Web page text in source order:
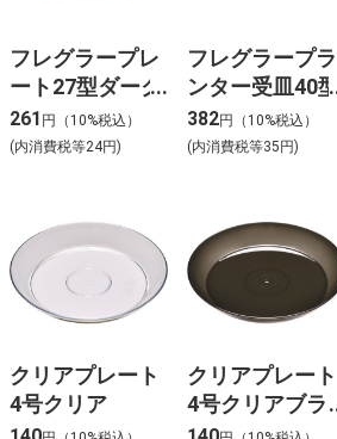
フレグラープレ
ート27型ダーク
ブラウン
261 円（10%税込）
(内消費税等24円)
フレグラープラ
ンター受皿40
アイボリー
382円（10%税込）
(内消費税等35円)
クリアプレート
4号クリア
クリアプレート
4号クリアブラ
ック